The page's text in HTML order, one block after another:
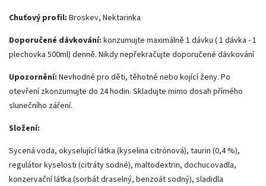
Chuťový profil: Broskev, Nektarinka
Doporučené dávkování: konzumujte maximálně 1 dávku ( 1 dávka - 1
plechovka 500ml) denně. Nikdy nepřekračujte doporučené dávkování
Upozornění: Nevhodné pro děti, těhotné nebo kojící ženy. Po
otevření zkonzumujte do 24 hodin. Skladujte mimo dosah přímého
slunečního záření.
Složení:
Sycená voda, okyselující látka (kyselina citrónová), taurin (0,4 %),
regulátor kyselosti (citráty sodné), maltodextrin, dochucovadla,
konzervační látka (sorbát draselný, benzoát sodný), sladidla